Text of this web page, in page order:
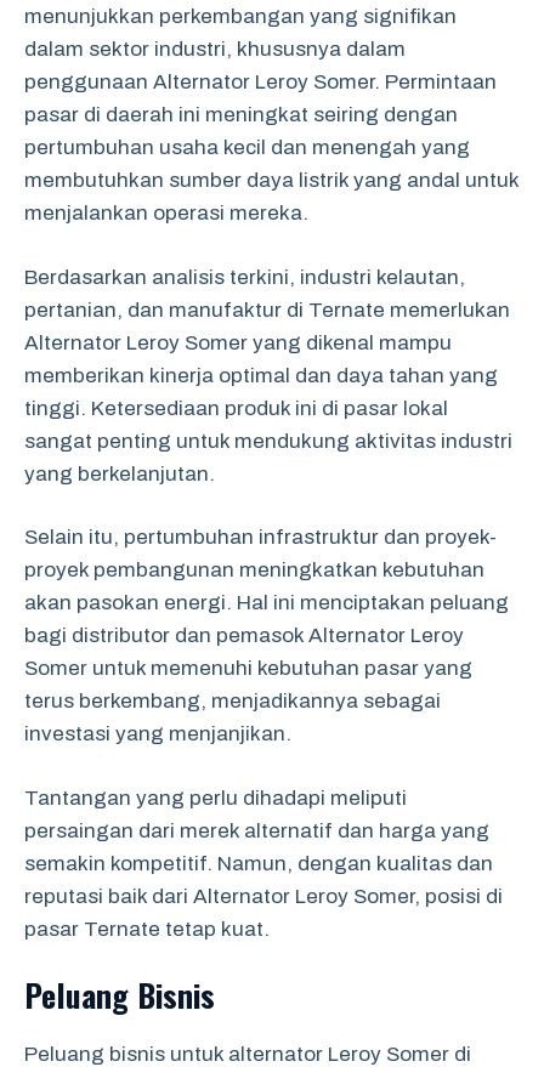
menunjukkan perkembangan yang signifikan
dalam sektor industri, khususnya dalam
penggunaan Alternator Leroy Somer. Permintaan
pasar di daerah ini meningkat seiring dengan
pertumbuhan usaha kecil dan menengah yang
membutuhkan sumber daya listrik yang andal untuk
menjalankan operasi mereka.
Berdasarkan analisis terkini, industri kelautan,
pertanian, dan manufaktur di Ternate memerlukan
Alternator Leroy Somer yang dikenal mampu
memberikan kinerja optimal dan daya tahan yang
tinggi. Ketersediaan produk ini di pasar lokal
sangat penting untuk mendukung aktivitas industri
yang berkelanjutan.
Selain itu, pertumbuhan infrastruktur dan proyek-
proyek pembangunan meningkatkan kebutuhan
akan pasokan energi. Hal ini menciptakan peluang
bagi distributor dan pemasok Alternator Leroy
Somer untuk memenuhi kebutuhan pasar yang
terus berkembang, menjadikannya sebagai
investasi yang menjanjikan.
Tantangan yang perlu dihadapi meliputi
persaingan dari merek alternatif dan harga yang
semakin kompetitif. Namun, dengan kualitas dan
reputasi baik dari Alternator Leroy Somer, posisi di
pasar Ternate tetap kuat.
Peluang Bisnis
Peluang bisnis untuk alternator Leroy Somer di